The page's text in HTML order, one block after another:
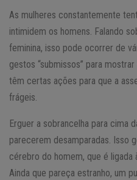
As mulheres constantemente
intimidem os homens. Falando
feminina, isso pode ocorrer de
gestos “submissos” para
têm certas ações para que a
frágeis.
Erguer a sobrancelha para cima
parecerem desamparadas. Isso
cérebro do homem, que é ligada
Ainda que pareça estranho, um